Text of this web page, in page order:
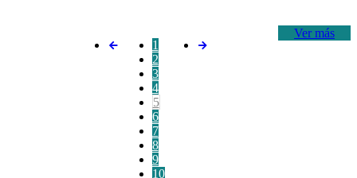
Ver más
1
2
3
4
5
6
7
8
9
10